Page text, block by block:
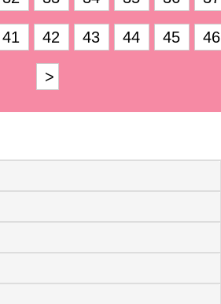
41 42 43 44 45 46
>